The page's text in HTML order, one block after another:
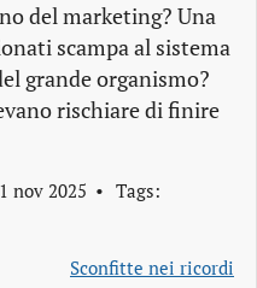
del marketing? Una
scampa al sistema
grande organismo?
rischiare di finire
nov 2025
Tags:
Sconfitte nei ricordi